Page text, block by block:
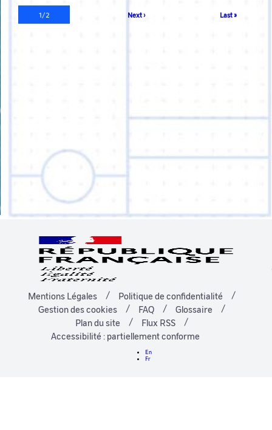
Pagination
Page
courante
1/2
Page
Next ›
Dernière
Last »
Mentions Légales
Politique de confidentialité
Gestion des cookies
FAQ
Glossaire
Plan du site
Flux RSS
Accessibilité : partiellement conforme
En
Fr